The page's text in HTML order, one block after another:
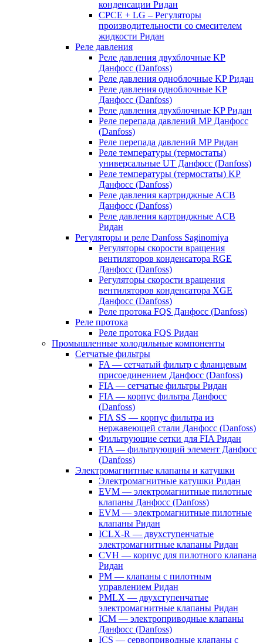
конденсации Ридан
CPCE + LG – Регуляторы
производительности со смесителем
жидкости Ридан
Реле давления
Реле давления двухблочные KP
Данфосс (Danfoss)
Реле давления одноблочные KP Ридан
Реле давления одноблочные KP
Данфосс (Danfoss)
Реле давления двухблочные KP Ридан
Реле перепада давлений MP Данфосс
(Danfoss)
Реле перепада давлений MP Ридан
Реле температуры (термостаты)
универсальные UT Данфосс (Danfoss)
Реле температуры (термостаты) KP
Данфосс (Danfoss)
Реле давления картриджные ACB
Данфосс (Danfoss)
Реле давления картриджные ACB
Ридан
Регуляторы и реле Danfoss Saginomiya
Регуляторы скорости вращения
вентиляторов конденсатора RGE
Данфосс (Danfoss)
Регуляторы скорости вращения
вентиляторов конденсатора XGE
Данфосс (Danfoss)
Реле протока FQS Данфосс (Danfoss)
Реле протока
Реле протока FQS Ридан
Промышленные холодильные компоненты
Сетчатые фильтры
FA — сетчатый фильтр с фланцевым
присоединением Данфосс (Danfoss)
FIA — сетчатые фильтры Ридан
FIA — корпус фильтра Данфосс
(Danfoss)
FIA SS — корпус фильтра из
нержавеющей стали Данфосс (Danfoss)
Фильтрующие сетки для FIA Ридан
FIA — фильтрующий элемент Данфосс
(Danfoss)
Электромагнитные клапаны и катушки
Электромагнитные катушки Ридан
EVM — электромагнитные пилотные
клапаны Данфосс (Danfoss)
EVM — электромагнитные пилотные
клапаны Ридан
ICLX-R — двухступенчатые
электромагнитные клапаны Ридан
CVH — корпус для пилотного клапана
Ридан
PM — клапаны с пилотным
управлением Ридан
PMLX — двухступенчатые
электромагнитные клапаны Ридан
ICM — электроприводные клапаны
Данфосс (Danfoss)
ICS — сервоприводные клапаны с